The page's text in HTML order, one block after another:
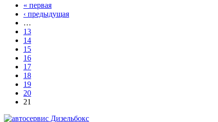
« первая
‹ предыдущая
…
13
14
15
16
17
18
19
20
21